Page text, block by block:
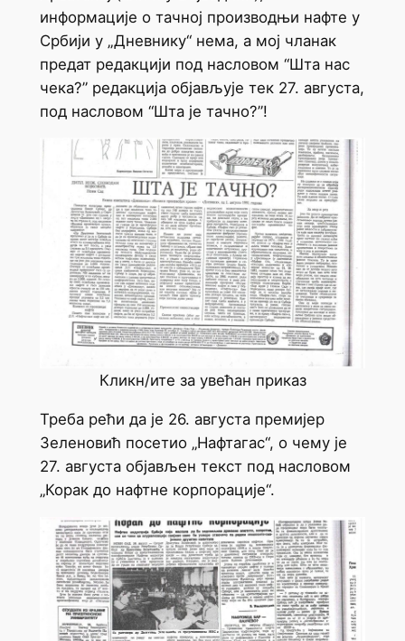
информације о тачној производњи нафте у
Србији у „Дневнику“ нема, а мој чланак
предат редакцији под насловом “Шта нас
чека?” редакција објављује тек 27. августа,
под насловом “Шта је тачно?”!
Кликн/ите за увећан приказ
Треба рећи да је 26. августа премијер
Зеленовић посетио „Нафтагас“, о чему је
27. августа објављен текст под насловом
„Корак до нафтне корпорације“.